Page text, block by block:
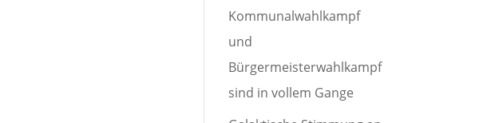
Kommunalwahlkampf
und
Bürgermeisterwahlkampf
sind in vollem Gange